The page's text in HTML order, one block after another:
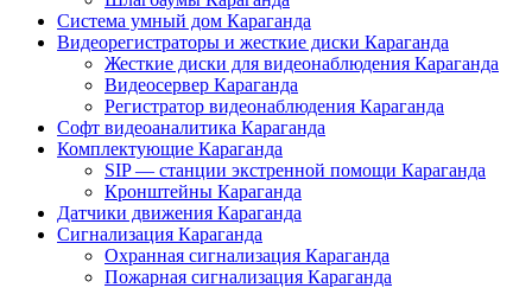
Система умный дом Караганда
Видеорегистраторы и жесткие диски Караганда
Жесткие диски для видеонаблюдения Караганда
Видеосервер Караганда
Регистратор видеонаблюдения Караганда
Софт видеоаналитика Караганда
Комплектующие Караганда
SIP — станции экстренной помощи Караганда
Кронштейны Караганда
Датчики движения Караганда
Сигнализация Караганда
Охранная сигнализация Караганда
Пожарная сигнализация Караганда